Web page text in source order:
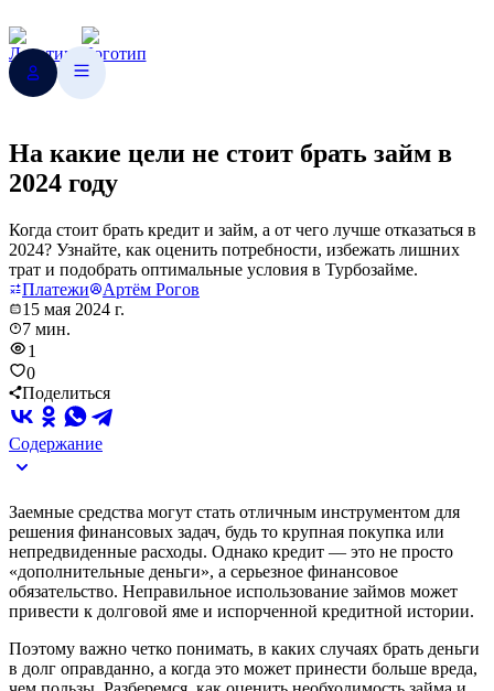
На какие цели не стоит брать займ в
2024 году
Когда стоит брать кредит и займ, а от чего лучше отказаться в
2024? Узнайте, как оценить потребности, избежать лишних
трат и подобрать оптимальные условия в Турбозайме.
Платежи
Артём Рогов
15 мая 2024 г.
7 мин.
1
0
Поделиться
Содержание
Заемные средства могут стать отличным инструментом для
решения финансовых задач, будь то крупная покупка или
непредвиденные расходы. Однако кредит — это не просто
«дополнительные деньги», а серьезное финансовое
обязательство. Неправильное использование займов может
привести к долговой яме и испорченной кредитной истории.
Поэтому важно четко понимать, в каких случаях брать деньги
в долг оправданно, а когда это может принести больше вреда,